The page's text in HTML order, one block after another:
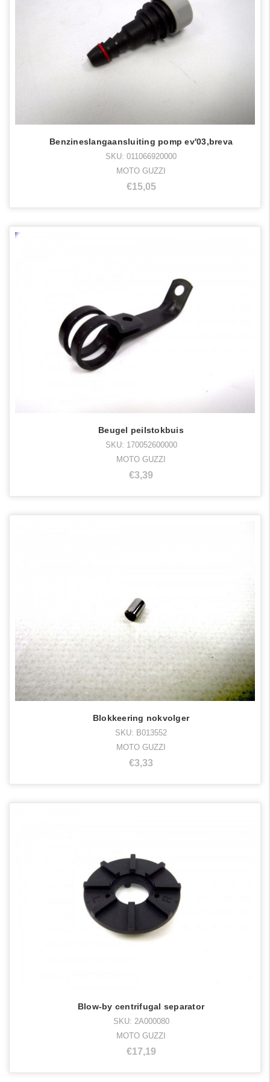
Benzineslangaansluiting pomp ev'03,breva
SKU: 011066920000
MOTO GUZZI
€15,05
Beugel peilstokbuis
SKU: 170052600000
MOTO GUZZI
€3,39
Blokkeering nokvolger
SKU: B013552
MOTO GUZZI
€3,33
Blow-by centrifugal separator
SKU: 2A000080
MOTO GUZZI
€17,19